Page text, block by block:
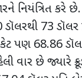
નિયંત્રિત કરે
ડૉલરથી 73
પણ 68.86
વાર છે